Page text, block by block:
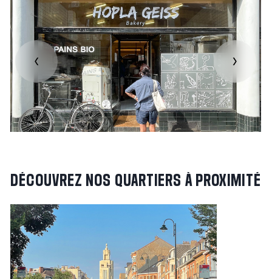
DÉCOUVREZ NOS QUARTIERS À PROXIMITÉ